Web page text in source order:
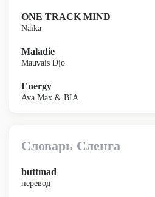
ONE TRACK MIND
Naïka
Maladie
Mauvais Djo
Energy
Ava Max & BIA
Словарь Сленга
buttmad
перевод